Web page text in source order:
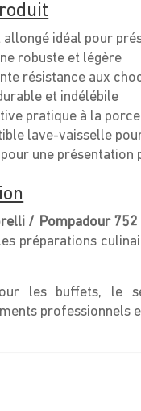
allongé idéal pour
robuste et légère
résistance aux
et indélébile
pratique à la
lave-vaisselle
une présentation
/ Pompadour 752
préparations
les buffets, le
professionnels